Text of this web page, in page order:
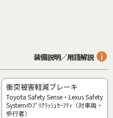
装備説明／用語解説
衝突被害軽減ブレーキ
Toyota Safety Sense・Lexus Safety
Systemのﾌﾟﾘｸﾗｯｼｭｾｰﾌﾃｨ（対車両・
歩行者）